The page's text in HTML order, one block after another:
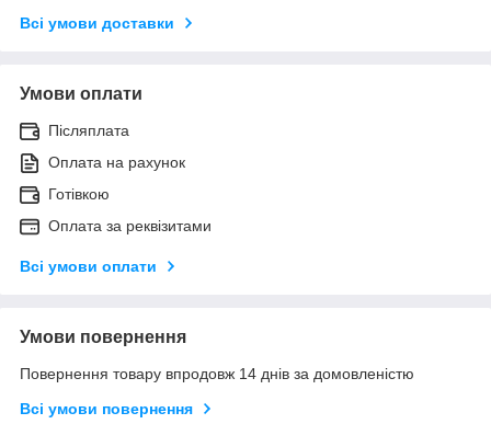
Всі умови доставки
Умови оплати
Післяплата
Оплата на рахунок
Готівкою
Оплата за реквізитами
Всі умови оплати
Умови повернення
Повернення товару впродовж 14 днів за домовленістю
Всі умови повернення